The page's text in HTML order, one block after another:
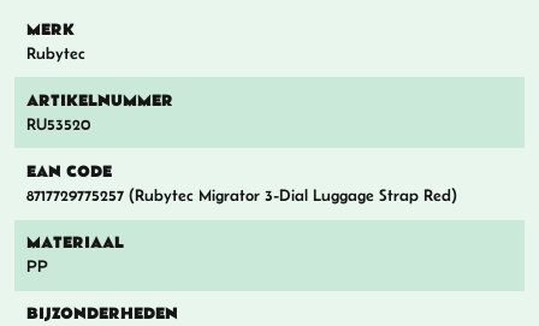
MERK
Rubytec
ARTIKELNUMMER
RU53520
EAN CODE
8717729775257 (Rubytec Migrator 3-Dial Luggage Strap Red)
MATERIAAL
PP
BIJZONDERHEDEN